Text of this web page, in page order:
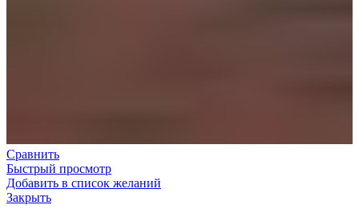
Сравнить
Быстрый просмотр
Добавить в список желаний
Закрыть